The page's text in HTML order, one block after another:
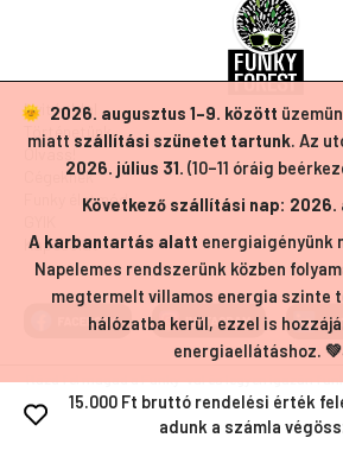
Nyitóoldal
Történetünk
Cégeknek
Funky életmód
Kapcsolat
Rázd fel magad a Funky-val és legyen igazán
15.000 Ft bruttó rendelési érték
adunk a számla
2026. augusztus 1–9. között
miatt szállítási szünetet tartunk. Az
2026. július 31. (10–11 óráig
Következő szállítási nap: 2026.
A karbantartás alatt energiaigényünk
Napelemes rendszerünk közben
megtermelt villamos energia szinte
hálózatba kerül, ezzel is
energiaellátáshoz.